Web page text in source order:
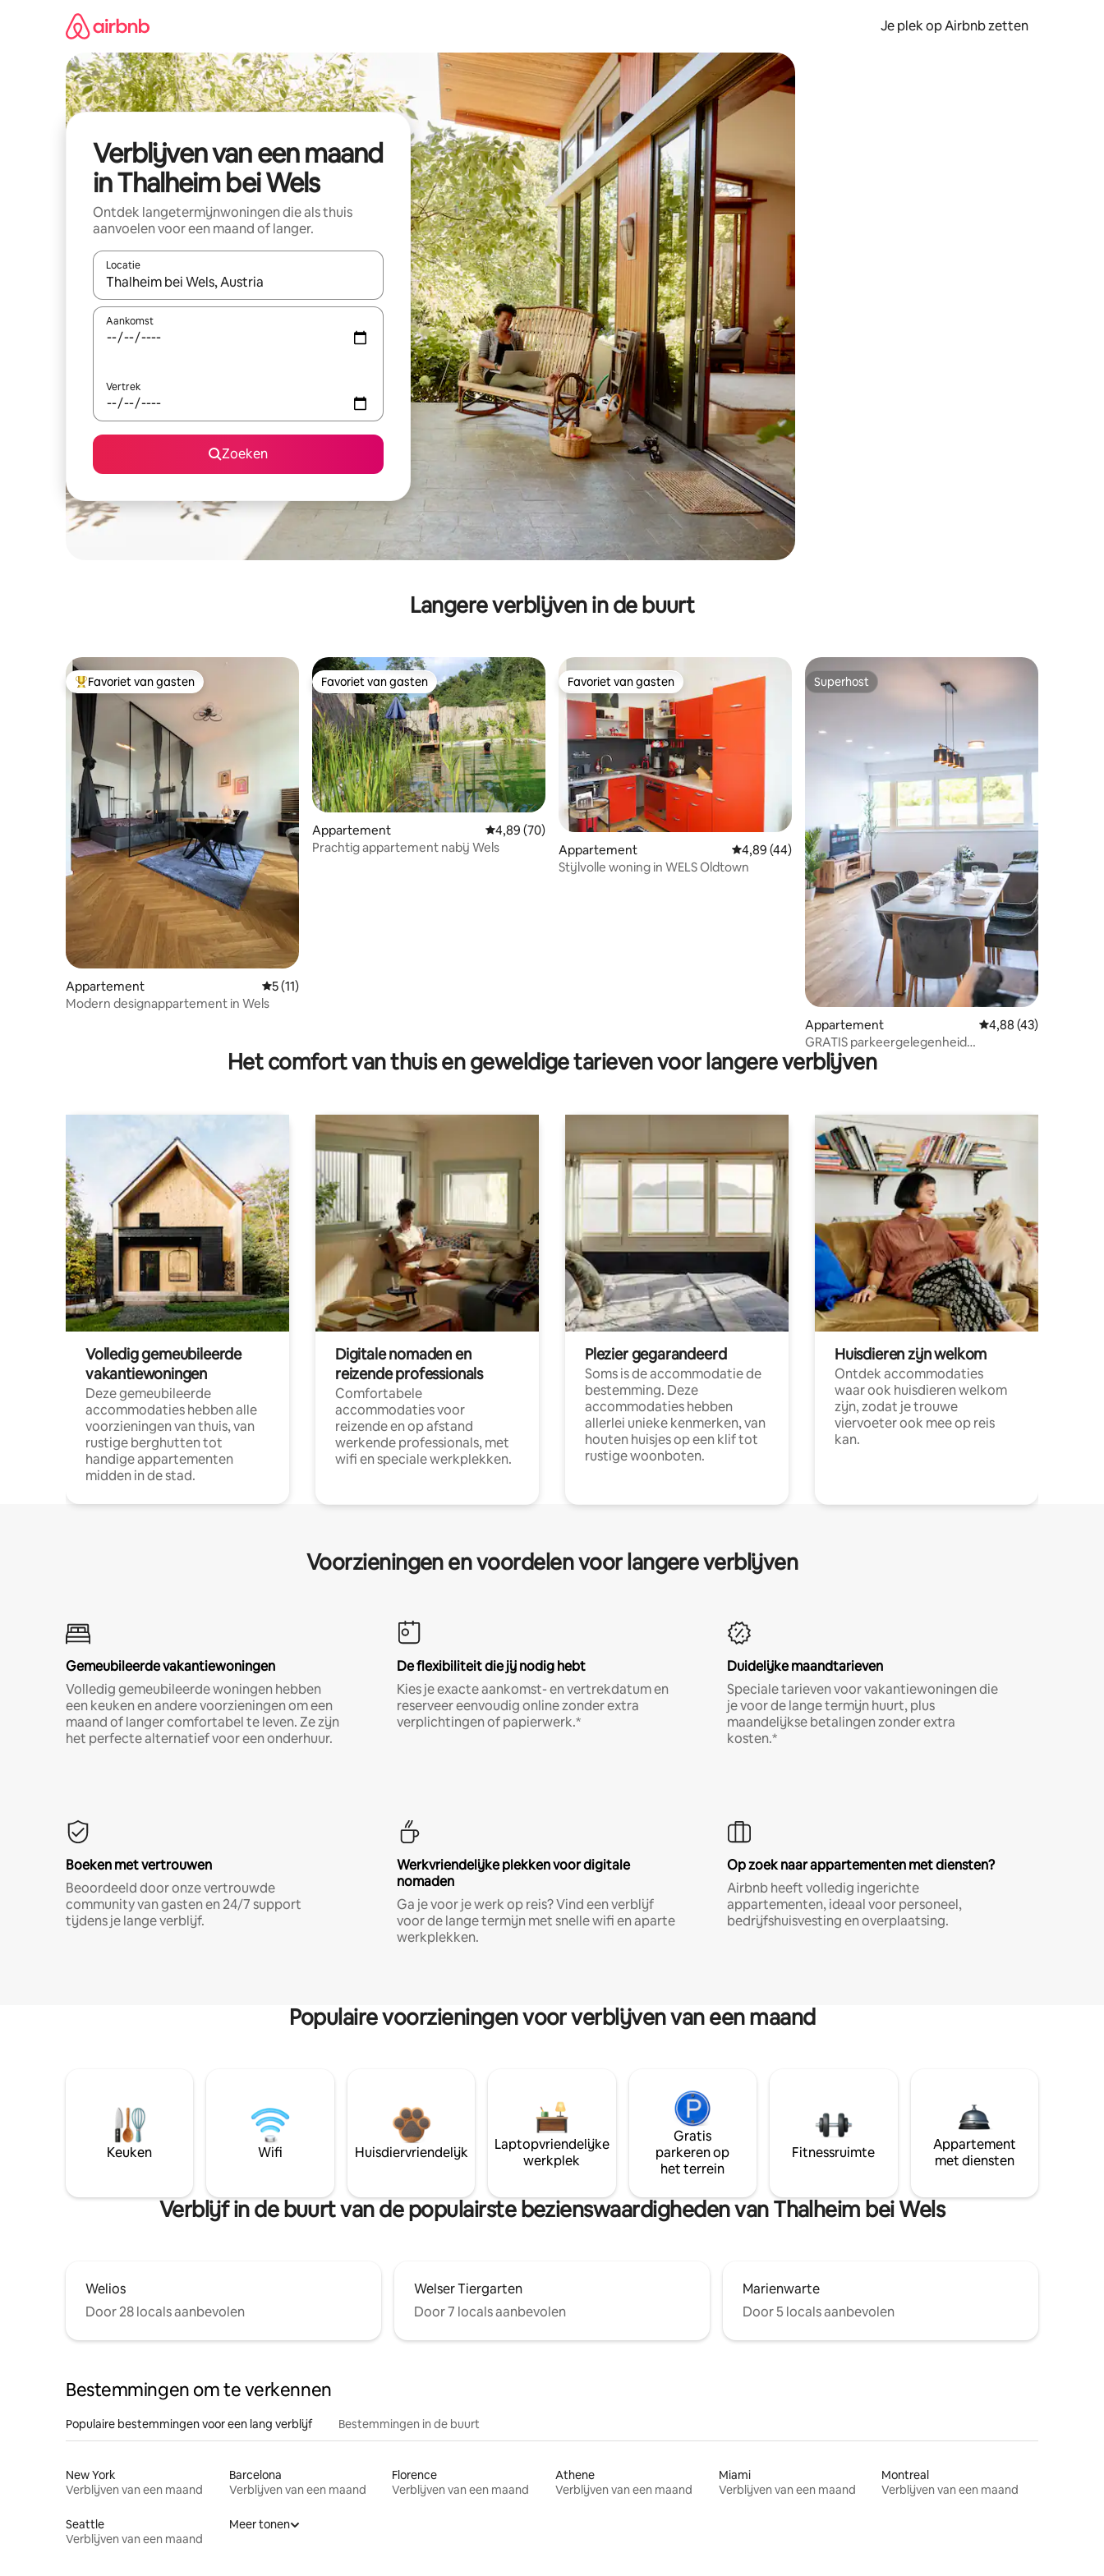
Je plek op Airbnb zetten
Verblijven van een maand
in Thalheim bei Wels
Ontdek langetermijnwoningen die als thuis
aanvoelen voor een maand of langer.
Locatie
Wanneer er resultaten beschikbaar zijn, maak je een keuze met je de pijltjestoetsen omhoog en omlaag, óf door te tikken of swipen.
Aankomst
Vertrek
Zoeken
Langere verblijven in de buurt
Topfavoriet van gasten
Favoriet van gasten
Appartement Gemiddelde beoordeling van 5 op 5, 11 recensies
5 (11)
Modern designappartement in Wels
Favoriet van gasten
Favoriet van gasten
Appartement Gemiddelde beoordeling van 4,89 op 5, 70 recensies
4,89 (70)
Prachtig appartement nabij Wels
Favoriet van gasten
Favoriet van gasten
Appartement Gemiddelde beoordeling van 4,89 op 5, 44 recensies
4,89 (44)
Stijlvolle woning in WELS Oldtown
Superhost
Superhost
Appartement Gemiddelde
4,88 (43)
GRATIS parkeergelegenheid
Appartement met Netflix
Het comfort van thuis en geweldige tarieven voor langere verblijven
Volledig gemeubileerde
vakantiewoningen
Deze gemeubileerde
accommodaties hebben alle
voorzieningen van thuis, van
rustige berghutten tot
handige appartementen
midden in de stad.
Digitale nomaden en
reizende professionals
Comfortabele
accommodaties voor
reizende en op afstand
werkende professionals, met
wifi en speciale werkplekken.
Plezier gegarandeerd
Soms is de accommodatie de
bestemming. Deze
accommodaties hebben
allerlei unieke kenmerken, van
houten huisjes op een klif tot
rustige woonboten.
Huisdieren zijn welkom
Ontdek accommodaties
waar ook huisdieren welkom
zijn, zodat je trouwe
viervoeter ook mee op reis
kan.
Voorzieningen en voordelen voor langere verblijven
Gemeubileerde vakantiewoningen
Volledig gemeubileerde woningen hebben
een keuken en andere voorzieningen om een
maand of langer comfortabel te leven. Ze zijn
het perfecte alternatief voor een onderhuur.
De flexibiliteit die jij nodig hebt
Kies je exacte aankomst- en vertrekdatum en
reserveer eenvoudig online zonder extra
verplichtingen of papierwerk.*
Duidelijke maandtarieven
Speciale tarieven voor vakantiewoningen die
je voor de lange termijn huurt, plus
maandelijkse betalingen zonder extra
kosten.*
Boeken met vertrouwen
Beoordeeld door onze vertrouwde
community van gasten en 24/7 support
tijdens je lange verblijf.
Werkvriendelijke plekken voor digitale
nomaden
Ga je voor je werk op reis? Vind een verblijf
voor de lange termijn met snelle wifi en aparte
werkplekken.
Op zoek naar appartementen met diensten?
Airbnb heeft volledig ingerichte
appartementen, ideaal voor personeel,
bedrijfshuisvesting en overplaatsing.
Populaire voorzieningen voor verblijven van een maand
Keuken Wifi Huisdiervriendelijk
Laptopvriendelijke
werkplek
Gratis
parkeren op
het terrein
Fitnessruimte
Appartement
met diensten
Verblijf in de buurt van de populairste bezienswaardigheden van Thalheim bei Wels
Welios
Door 28 locals aanbevolen
Welser Tiergarten
Door 7 locals aanbevolen
Marienwarte
Door 5 locals aanbevolen
Bestemmingen om te verkennen
Populaire bestemmingen voor een lang verblijf Bestemmingen in de buurt
New York
Verblijven van een maand
Barcelona
Verblijven van een maand
Florence
Verblijven van een maand
Athene
Verblijven van een maand
Miami
Verblijven van een maand
Montreal
Verblijven van een maand
Seattle
Verblijven van een maand
Meer tonen